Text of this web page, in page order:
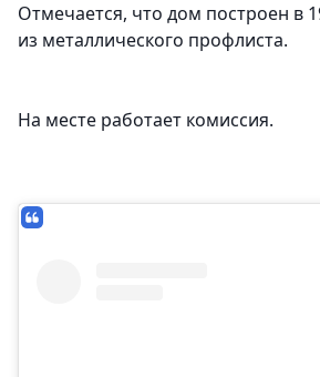
Отмечается, что дом построен в
из металлического профлиста.
На месте работает комиссия.